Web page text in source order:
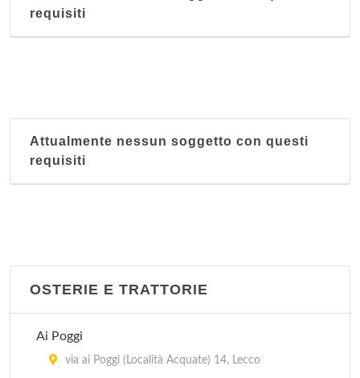
requisiti
Attualmente nessun soggetto con questi
requisiti
OSTERIE E TRATTORIE
Ai Poggi
via ai Poggi (Località Acquate) 14, Lecco